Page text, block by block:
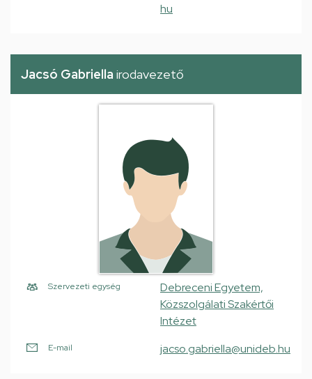
hu
Jacsó Gabriella irodavezető
Szervezeti egység
Debreceni Egyetem,
Közszolgálati Szakértői
Intézet
E-mail jacso.gabriella@unideb.hu